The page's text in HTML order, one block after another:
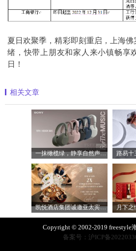
夏日欢聚季，精彩即刻重启，上海
绪，快带上朋友和家人来小镇畅享
日！
相关文章
一抹橄榄绿，静享自然声 索尼WH-1000XM6橄
凯悦酒店集团诚邀亚太宾客共享日常餐饮
Copyright © 2002-2019 freestyle
备案号：沪ICP备